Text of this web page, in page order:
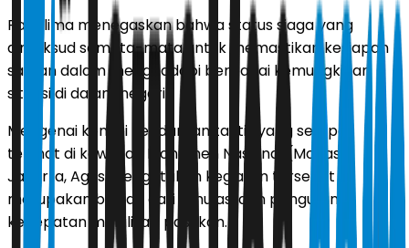
Panglima menegaskan bahwa status siaga yang
dimaksud semata-mata untuk memastikan kesiapan
satuan dalam menghadapi berbagai kemungkinan
situasi di dalam negeri.
Mengenai konvoi kendaraan taktis yang sempat
terlihat di kawasan Monumen Nasional (Monas),
Jakarta, Agus mengatakan kegiatan tersebut
merupakan bagian dari simulasi dan pengujian
kecepatan mobilisasi pasukan.